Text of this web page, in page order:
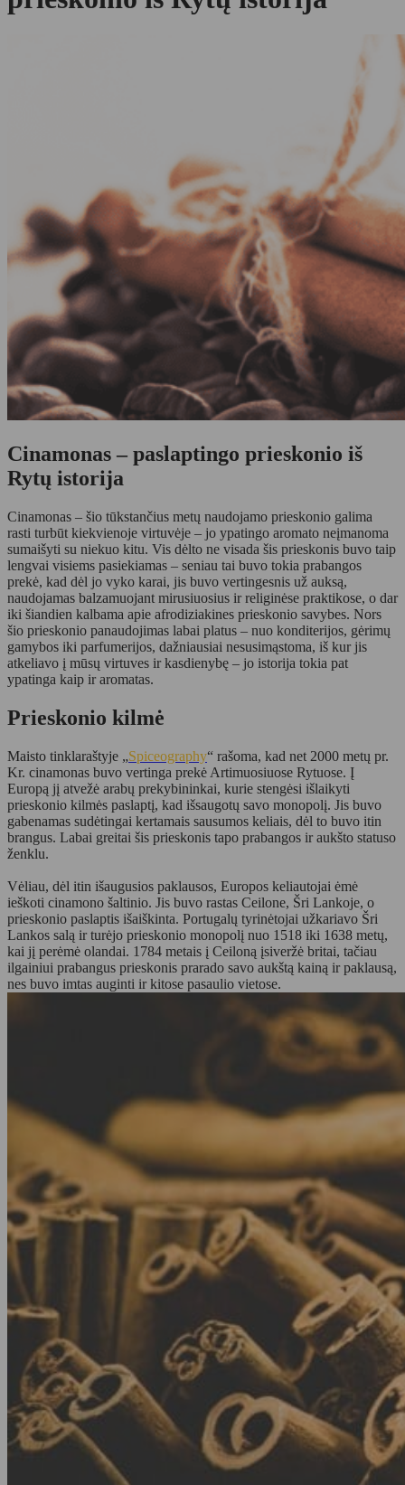
Cinamonas – paslaptingo prieskonio iš
Rytų istorija
Cinamonas – šio tūkstančius metų naudojamo prieskonio galima
rasti turbūt kiekvienoje virtuvėje – jo ypatingo aromato neįmanoma
sumaišyti su niekuo kitu. Vis dėlto ne visada šis prieskonis buvo taip
lengvai visiems pasiekiamas – seniau tai buvo tokia prabangos
prekė, kad dėl jo vyko karai, jis buvo vertingesnis už auksą,
naudojamas balzamuojant mirusiuosius ir religinėse praktikose, o dar
iki šiandien kalbama apie afrodiziakines prieskonio savybes. Nors
šio prieskonio panaudojimas labai platus – nuo konditerijos, gėrimų
gamybos iki parfumerijos, dažniausiai nesusimąstoma, iš kur jis
atkeliavo į mūsų virtuves ir kasdienybę – jo istorija tokia pat
ypatinga kaip ir aromatas.
Prieskonio kilmė
Maisto tinklaraštyje „Spiceography“ rašoma, kad net 2000 metų pr.
Kr. cinamonas buvo vertinga prekė Artimuosiuose Rytuose. Į
Europą jį atvežė arabų prekybininkai, kurie stengėsi išlaikyti
prieskonio kilmės paslaptį, kad išsaugotų savo monopolį. Jis buvo
gabenamas sudėtingai kertamais sausumos keliais, dėl to buvo itin
brangus. Labai greitai šis prieskonis tapo prabangos ir aukšto statuso
ženklu.
Vėliau, dėl itin išaugusios paklausos, Europos keliautojai ėmė
ieškoti cinamono šaltinio. Jis buvo rastas Ceilone, Šri Lankoje, o
prieskonio paslaptis išaiškinta. Portugalų tyrinėtojai užkariavo Šri
Lankos salą ir turėjo prieskonio monopolį nuo 1518 iki 1638 metų,
kai jį perėmė olandai. 1784 metais į Ceiloną įsiveržė britai, tačiau
ilgainiui prabangus prieskonis prarado savo aukštą kainą ir paklausą,
nes buvo imtas auginti ir kitose pasaulio vietose.